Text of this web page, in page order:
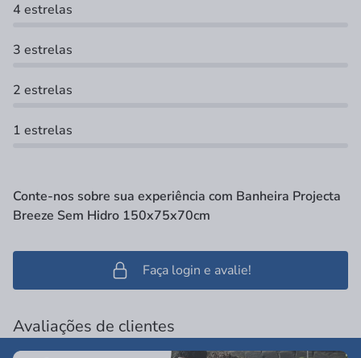
4 estrelas
3 estrelas
2 estrelas
1 estrelas
Conte-nos sobre sua experiência com Banheira Projecta
Breeze Sem Hidro 150x75x70cm
Faça login e avalie!
Avaliações de clientes